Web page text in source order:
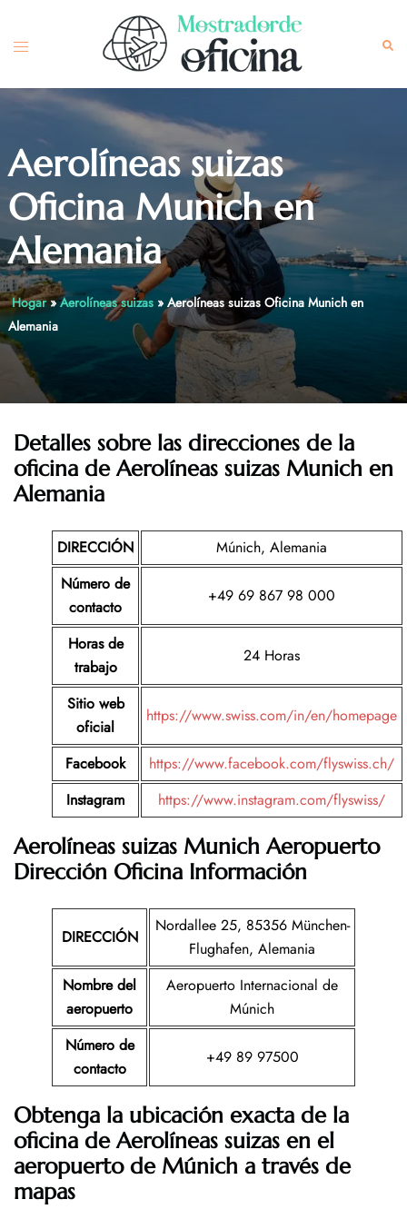
content
Toggle
Aerolíneas suizas
Oficina Munich en
Alemania
Hogar»Aerolíneas suizas» Aerolíneas suizas Oficina Munich en
Alemania
Detalles sobre las direcciones de la
oficina de Aerolíneas suizas Munich en
Alemania
DIRECCIÓN
Múnich, Alemania
Número de
contacto
+49 69 867 98 000
Horas de
trabajo
24 Horas
Sitio web
oficial
https://www.swiss.com/in/en/homepage
Facebook
https://www.facebook.com/flyswiss.ch/
Instagram
https://www.instagram.com/flyswiss/
Aerolíneas suizas Munich Aeropuerto
Dirección Oficina Información
DIRECCIÓN
Nordallee 25, 85356 München-
Flughafen, Alemania
Nombre del
aeropuerto
Aeropuerto Internacional de
Múnich
Número de
contacto
+49 89 97500
Obtenga la ubicación exacta de la
oficina de Aerolíneas suizas en el
aeropuerto de Múnich a través de
mapas